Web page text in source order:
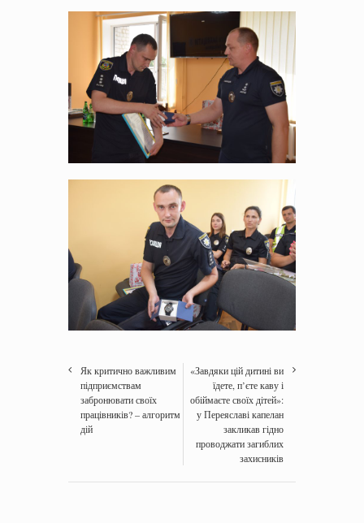
Як критично важливим
підприємствам
забронювати своїх
працівників? – алгоритм
дій
«Завдяки цій дитині ви
їдете, п’єте каву і
обіймаєте своїх дітей»:
у Переяславі капелан
закликав гідно
проводжати загиблих
захисників